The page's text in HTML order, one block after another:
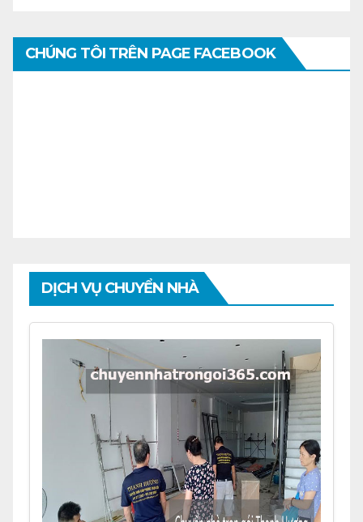
CHÚNG TÔI TRÊN PAGE FACEBOOK
DỊCH VỤ CHUYỂN NHÀ